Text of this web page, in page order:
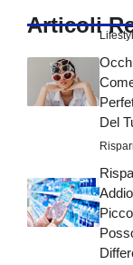
Articoli
Del